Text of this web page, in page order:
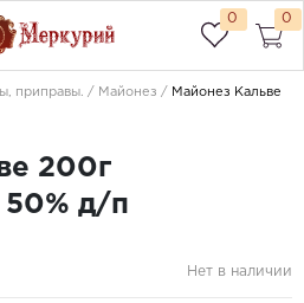
0 0
приправы. Майонез
Майонез Кальве
200г
50% д/п
Нет в наличии